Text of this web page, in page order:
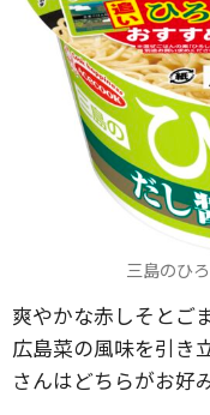
三島のひ
爽やかな赤しそとご
広島菜の風味を引き
さんはどちらがお好